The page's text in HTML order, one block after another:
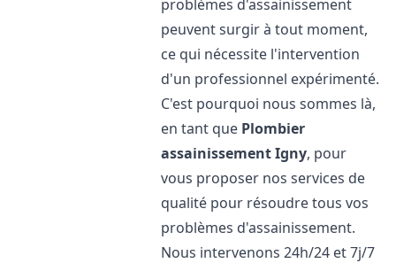
problèmes d'assainissement
peuvent surgir à tout moment,
ce qui nécessite l'intervention
d'un professionnel expérimenté.
C'est pourquoi nous sommes là,
en tant que Plombier
assainissementIgny, pour
vous proposer nos services de
qualité pour résoudre tous vos
problèmes d'assainissement.
Nous intervenons 24h/24 et 7j/7